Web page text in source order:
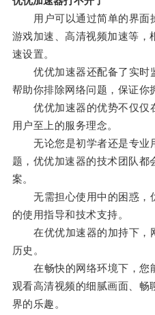
用户可以通过简单的界面
游戏加速、高清视频加速等，
速设置。
优优加速器还配备了实时
帮助你排除网络问题，保证你
优优加速器的优势不仅仅
用户至上的服务理念。
无论您是初学者还是专业
题，优优加速器的技术团队都
案。
无需担心使用中的困惑，
的使用指导和技术支持。
在优优加速器的加持下，
历史。
在畅快的网络环境下，您能
观看高清视频的细腻画面、畅
界的乐趣。